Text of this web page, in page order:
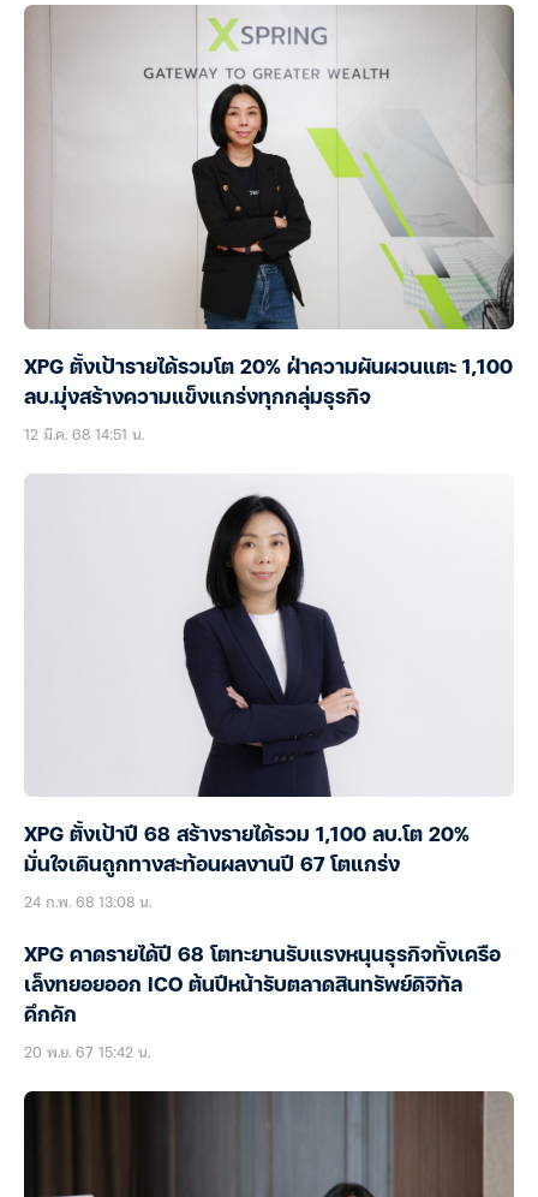
XPG ตั้งเป้ารายได้รวมโต 20% ฝ่าความผันผวนแตะ 1,100
ลบ.มุ่งสร้างความแข็งแกร่งทุกกลุ่มธุรกิจ
12 มี.ค. 68 14:51 น.
XPG ตั้งเป้าปี 68 สร้างรายได้รวม 1,100 ลบ.โต 20%
มั่นใจเดินถูกทางสะท้อนผลงานปี 67 โตแกร่ง
24 ก.พ. 68 13:08 น.
XPG คาดรายได้ปี 68 โตทะยานรับแรงหนุนธุรกิจทั้งเครือ
เล็งทยอยออก ICO ต้นปีหน้ารับตลาดสินทรัพย์ดิจิทัล
คึกคัก
20 พ.ย. 67 15:42 น.